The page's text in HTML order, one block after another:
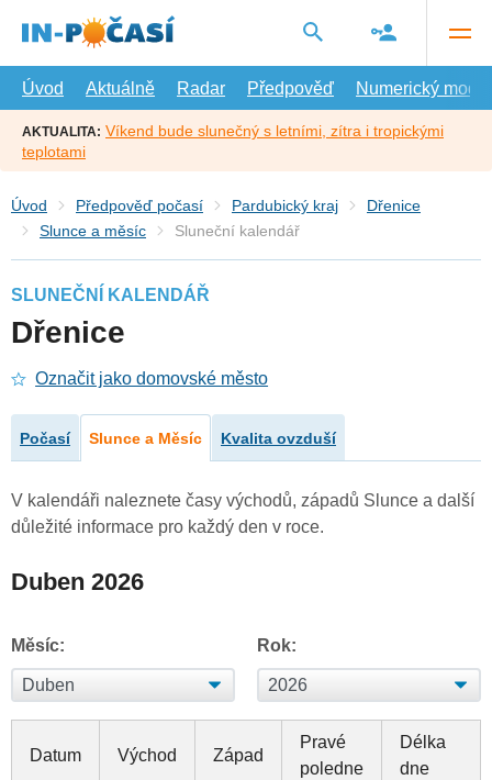
hlavní
Úvod
Aktuálně Radar Předpověď Numerický model
AKTUALITA: Víkend bude slunečný s letními, zítra i tropickými
teplotami
Úvod Předpověď počasí Pardubický kraj
Dřenice
Slunce a měsíc
Sluneční kalendář
SLUNEČNÍ KALENDÁŘ
Dřenice
Označit jako domovské město
Počasí Slunce a Měsíc Kvalita ovzduší
V kalendáři naleznete časy východů, západů Slunce a další
důležité informace pro každý den v roce.
Duben 2026
Měsíc: Rok:
Datum Východ Západ
Pravé
poledne
Délka
dne